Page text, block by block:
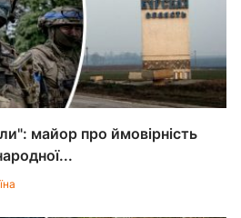
майор про ймовірність